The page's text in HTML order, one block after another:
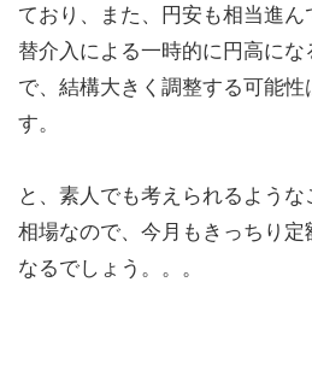
ており、また、円安も相当進
替介入による一時的に円高に
で、結構大きく調整する可能性
す。
と、素人でも考えられるよう
相場なので、今月もきっちり
なるでしょう。。。